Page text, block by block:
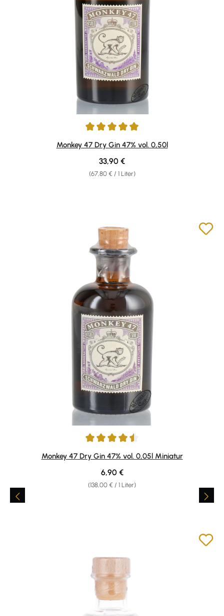
Durchschnittliche Bewertung von 4.92 von 5 Sternen
Monkey 47 Dry Gin 47% vol. 0,50l
(67,80 € / 1 Liter)
Regulärer Preis:
33,90 €
Durchschnittliche Bewertung von 4.61 von 5 Sternen
Monkey 47 Dry Gin 47% vol. 0,05l Miniatur
(138,00 € / 1 Liter)
Regulärer Preis:
6,90 €